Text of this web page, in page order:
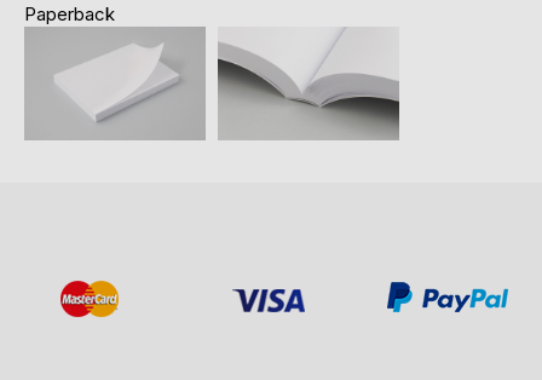
Paperback